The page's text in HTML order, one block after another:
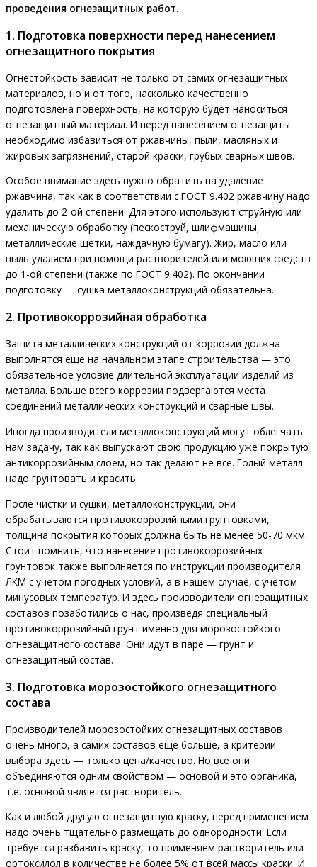
проведения огнезащитных работ.
1. Подготовка поверхности перед нанесением
огнезащитного покрытия
Огнестойкость зависит не только от самих огнезащитных
материалов, но и от того, насколько качественно
подготовлена поверхность, на которую будет наноситься
огнезащитный материал. И перед нанесением огнезащиты
необходимо избавиться от ржавчины, пыли, масляных и
жировых загрязнений, старой краски, грубых сварных швов.
Особое внимание здесь нужно обратить на удаление
ржавчина, так как в соответствии с ГОСТ 9.402 ржавчину надо
удалить до 2-ой степени. Для этого используют струйную или
механическую обработку (пескоструй, шлифмашины,
металлические щетки, наждачную бумагу). Жир, масло или
пыль удаляем при помощи растворителей или моющих средств
до 1-ой степени (также по ГОСТ 9.402). По окончании
подготовку — сушка металлоконструкций обязательна.
2. Противокоррозийная обработка
Защита металлических конструкций от коррозии должна
выполнятся еще на начальном этапе строительства — это
обязательное условие длительной эксплуатации изделий из
металла. Больше всего коррозии подвергаются места
соединений металлических конструкций и сварные швы.
Иногда производители металлоконструкций могут облегчать
нам задачу, так как выпускают свою продукцию уже покрытую
антикоррозийным слоем, но так делают не все. Голый металл
надо грунтовать и красить.
После чистки и сушки, металлоконструкции, они
обрабатываются противокоррозийными грунтовками,
толщина покрытия которых должна быть не менее 50-70 мкм.
Стоит помнить, что нанесение противокоррозийных
грунтовок также выполняется по инструкции производителя
ЛКМ с учетом погодных условий, а в нашем случае, с учетом
минусовых температур. И здесь производители огнезащитных
составов позаботились о нас, произведя специальный
противокоррозийный грунт именно для морозостойкого
огнезащитного состава. Они идут в паре — грунт и
огнезащитный состав.
3. Подготовка морозостойкого огнезащитного
состава
Производителей морозостойких огнезащитных составов
очень много, а самих составов еще больше, а критерии
выбора здесь — только цена/качество. Но все они
объединяются одним свойством — основой и это органика,
т.е. основой является растворитель.
Как и любой другую огнезащитную краску, перед применением
надо очень тщательно размещать до однородности. Если
требуется разбавить краску, то применяем растворитель или
ортоксилол в количестве не более 5% от всей массы краски. И